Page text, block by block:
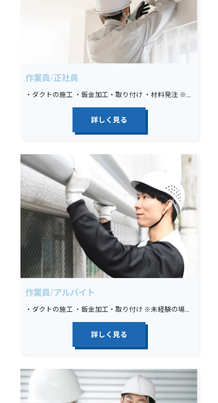
作業員/正社員
・ダクトの施工 ・鈑金加工・取り付け ・材料発注 ※未経験の場合は墨出し、材料運搬、その他簡単な手元作業から始めていただきます。
詳しく見る
作業員/アルバイト
・ダクトの施工 ・鈑金加工・取り付け ※未経験の場合は墨出し、材料運搬、その他簡単な手元作業から始めていただきます。
詳しく見る